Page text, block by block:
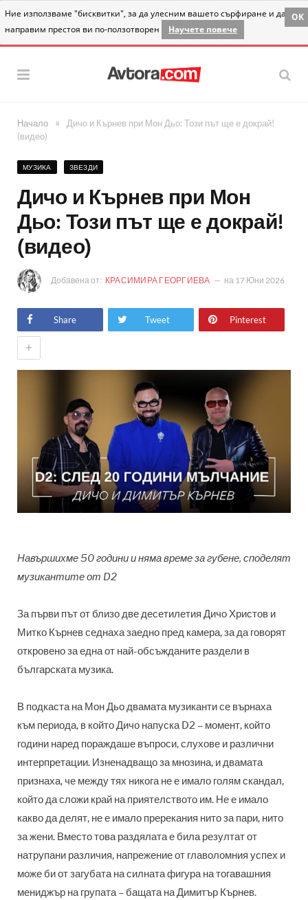
Ние използваме "бисквитки", за да улесним вашето сърфиране и да
направим престоя ви по-ползотворен
Научете повече
OK
Начало »
Дичо и Кърнев при Мон Дьо: Този път ще е докрай!
(видео)
МУЗИКА ЗВЕЗДИ
Дичо и Кърнев при Мон
Дьо: Този път ще е докрай!
(видео)
Добавена от: КРАСИМИРА ГЕОРГИЕВА на 17 Юни 2026
Share Tweet Pinterest
+
Навършихме 50 години и няма време за губене, споделят
музикантите от D2
За първи път от близо две десетилетия Дичо Христов и
Митко Кърнев седнаха заедно пред камера, за да говорят
откровено за една от най-обсъжданите раздели в
българската музика.
В подкаста на Мон Дьо двамата музиканти се върнаха
към периода, в който Дичо напуска D2 – момент, който
години наред пораждаше въпроси, слухове и различни
интерпретации. Изненадващо за мнозина, и двамата
признаха, че между тях никога не е имало голям скандал,
който да сложи край на приятелството им. Не е имало
какво да делят, не е имало пререкания нито за пари, нито
за жени. Вместо това раздялата е била резултат от
натрупани различия, напрежение от главоломния успех и
може би от загубата на силната фигура на тогавашния
мениджър на групата – бащата на Димитър Кърнев.